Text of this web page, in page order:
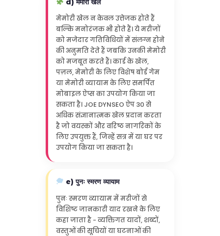
मेमोरी खेल न केवल उत्तेजक होते हैं
बल्कि मनोरंजक भी होते हैं। ये मरीजों
को मजेदार गतिविधियों में संलग्न होने
की अनुमति देते हैं जबकि उनकी मेमोरी
को मजबूत करते हैं। कार्ड के खेल,
पज़ल, मेमोरी के लिए विशेष बोर्ड गेम
या मेमोरी व्यायाम के लिए समर्पित
मोबाइल ऐप्स का उपयोग किया जा
सकता है। JOE DYNSEO ऐप 30 से
अधिक संज्ञानात्मक खेल प्रदान करता
है जो वयस्कों और वरिष्ठ नागरिकों के
लिए उपयुक्त हैं, जिन्हें सत्र में या घर पर
उपयोग किया जा सकता है।
e) पुनः स्मरण व्यायाम
पुनः स्मरण व्यायाम में मरीजों से
विशिष्ट जानकारी याद रखने के लिए
कहा जाता है - व्यक्तिगत यादों, शब्दों,
वस्तुओं की सूचियों या घटनाओं की